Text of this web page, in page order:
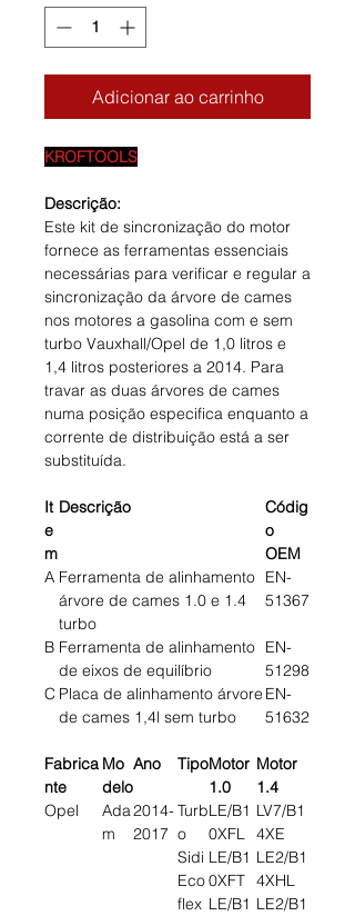
Adicionar ao carrinho
KROFTOOLS
Descrição:
Este kit de sincronização do motor
fornece as ferramentas essenciais
necessárias para verificar e regular a
sincronização da árvore de cames
nos motores a gasolina com e sem
turbo Vauxhall/Opel de 1,0 litros e
1,4 litros posteriores a 2014. Para
travar as duas árvores de cames
numa posição especifica enquanto a
corrente de distribuição está a ser
substituída.
It
e
m
Descrição
Códig
o
OEM
A Ferramenta de alinhamento
árvore de cames 1.0 e 1.4
turbo
EN-
51367
B Ferramenta de alinhamento
de eixos de equilíbrio
EN-
51298
C Placa de alinhamento árvore
de cames 1,4l sem turbo
EN-
51632
Fabrica
nte
Mo
delo
Ano TipoMotor
1.0
Motor
1.4
Opel
Ada
m
2014-
2017
Turb
o
Sidi
Eco
flex
LE/B1
0XFL
LE/B1
0XFT
LE/B1
LV7/B1
4XE
LE2/B1
4XHL
LE2/B1